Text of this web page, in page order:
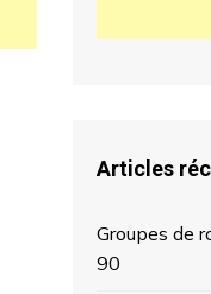
Articles
Groupes de
90